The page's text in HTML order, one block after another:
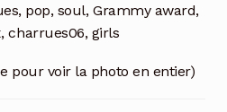
pop, soul, Grammy award,
charrues06, girls
pour voir la photo en entier)